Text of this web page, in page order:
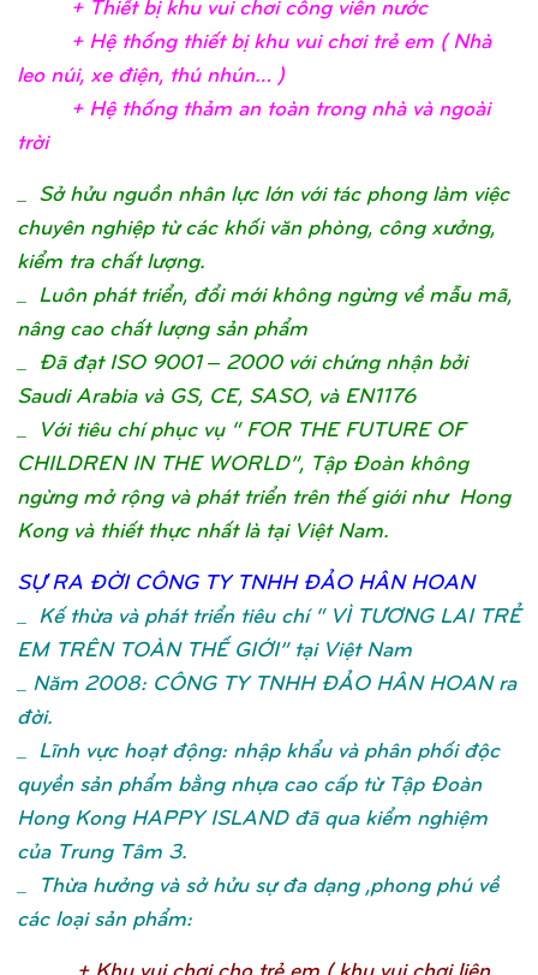
+ Hệthống thiết bịkhu vui chơi trẻem ( Nhà
leo núi, xe điện, thú nhún… )
+ Hệthống thảm an toàn trong nhà và ngoài
trời
Sở hửu nguồn nhân lực lớn với tác phong làm việc
chuyên nghiệp từ các khối văn phòng, công xưởng,
kiểm tra chất lượng.
_ Luôn phát triển, đổi mới không ngừng về mẫu mã,
nâng cao chất lượng sản phẩm
_ Đã đạt ISO 9001 – 2000 với chứng nhận bởi
Saudi Arabia và GS, CE, SASO, và EN1176
_ Với tiêu chí phục vụ “ FOR THE FUTURE OF
CHILDREN IN THE WORLD”, Tập Đoàn không
ngừng mở rộng và phát triển trên thế giới như Hong
Kong và thiết thực nhất là tại Việt Nam.
SỰRA ĐỜI CÔNG TY TNHH ĐẢO HÂN HOAN
Kế thừa và phát triển tiêu chí “ VÌ TƯƠNG LAI TRẺ
EM TRÊN TOÀN THẾ GIỚI” tại Việt Nam
_ Năm 2008: CÔNG TY TNHH ĐẢO HÂN HOAN ra
đời.
_ Lĩnh vực hoạt động: nhập khẩu và phân phối độc
quyền sản phẩm bằng nhựa cao cấp từ Tập Đoàn
Hong Kong HAPPY ISLAND đã qua kiểm nghiệm
của Trung Tâm 3.
_ Thừa hưởng và sở hửu sự đa dạng ,phong phú về
các loại sản phẩm:
+ Khu vui chơi cho trẻem ( khu vui chơi liên